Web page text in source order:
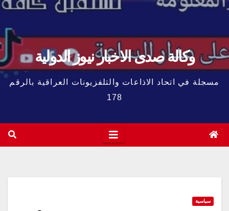
وكالة صدى الاخبار نيوز الدولية
مسجلة في اتحاد الاذاعات والتلفزيونات العراقية بالرقم
178
سياسية